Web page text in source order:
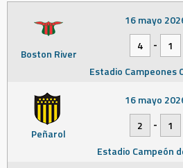
Boston River
16 mayo
4
-
1
Estadio Campeones
Peñarol
16 mayo
2
-
1
Estadio Campeón